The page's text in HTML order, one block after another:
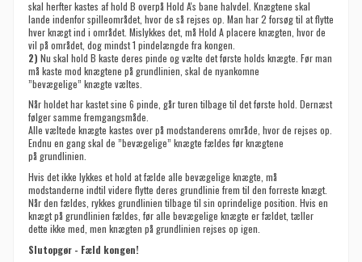
skal herfter kastes af hold B overpå Hold A's bane halvdel. Knægtene skal
lande indenfor spilleområdet, hvor de så rejses op. Man har 2 forsøg til at flytte
hver knægt ind i området. Mislykkes det, må Hold A placere knægten, hvor de
vil på området, dog mindst 1 pindelængde fra kongen.
2) Nu skal hold B kaste deres pinde og vælte det første holds knægte. Før man
må kaste mod knægtene på grundlinien, skal de nyankomne
”bevægelige” knægte væltes.
Når holdet har kastet sine 6 pinde, går turen tilbage til det første hold. Dernæst
følger samme fremgangsmåde.
Alle væltede knægte kastes over på modstanderens område, hvor de rejses op.
Endnu en gang skal de ”bevægelige” knægte fældes før knægtene
på grundlinien.
Hvis det ikke lykkes et hold at fælde alle bevægelige knægte, må
modstanderne indtil videre flytte deres grundlinie frem til den forreste knægt.
Når den fældes, rykkes grundlinien tilbage til sin oprindelige position. Hvis en
knægt på grundlinien fældes, før alle bevægelige knægte er fældet, tæller
dette ikke med, men knægten på grundlinien rejses op igen.
Slutopgør - Fæld kongen!